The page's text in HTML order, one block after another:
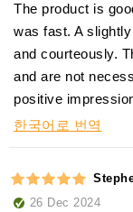
The product is
was fast. A
and courteously.
and are not
positive
한국어로 번역
26 Dec 2024